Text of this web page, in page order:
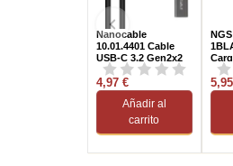
Nanocable
10.01.4401 Cable
USB-C 3.2 Gen2x2
Macho/Hembra 1M
Negro
4,97 €
Añadir al
carrito
NGS